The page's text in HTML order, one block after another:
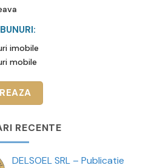
imobile
mobile
RECENTE
DELSOEL SRL – Publicatie